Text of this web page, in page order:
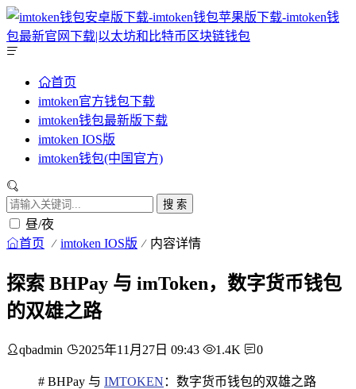
首页
imtoken官方钱包下载
imtoken钱包最新版下载
imtoken IOS版
imtoken钱包(中国官方)
搜 索
昼/夜
首页 imtoken IOS版 内容详情
探索 BHPay 与 imToken，数字货币钱包
的双雄之路
qbadmin 2025年11月27日 09:43 1.4K 0
# BHPay 与 IMTOKEN ：数字货币钱包的双雄之路